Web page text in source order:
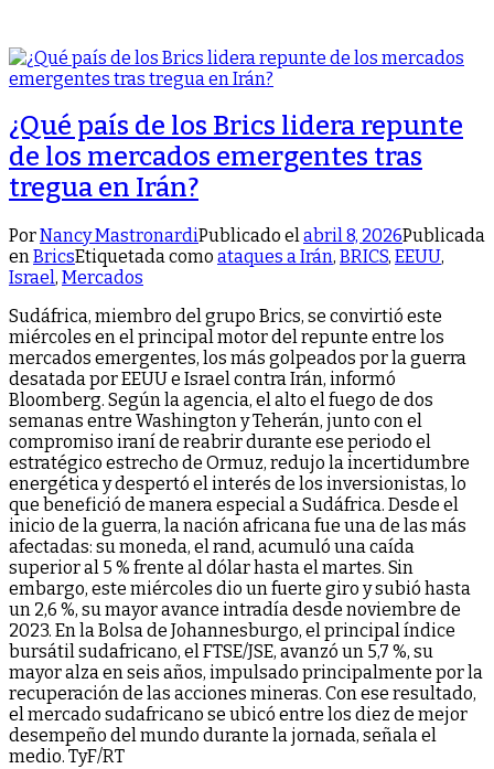
¿Qué país de los Brics lidera repunte
de los mercados emergentes tras
tregua en Irán?
PorNancy MastronardiPublicado elabril 8, 2026Publicada
enBricsEtiquetada como ataques a Irán, BRICS, EEUU,
Israel, Mercados
Sudáfrica, miembro del grupo Brics, se convirtió este
miércoles en el principal motor del repunte entre los
mercados emergentes, los más golpeados por la guerra
desatada por EEUU e Israel contra Irán, informó
Bloomberg. Según la agencia, el alto el fuego de dos
semanas entre Washington y Teherán, junto con el
compromiso iraní de reabrir durante ese periodo el
estratégico estrecho de Ormuz, redujo la incertidumbre
energética y despertó el interés de los inversionistas, lo
que benefició de manera especial a Sudáfrica. Desde el
inicio de la guerra, la nación africana fue una de las más
afectadas: su moneda, el rand, acumuló una caída
superior al 5 % frente al dólar hasta el martes. Sin
embargo, este miércoles dio un fuerte giro y subió hasta
un 2,6 %, su mayor avance intradía desde noviembre de
2023. En la Bolsa de Johannesburgo, el principal índice
bursátil sudafricano, el FTSE/JSE, avanzó un 5,7 %, su
mayor alza en seis años, impulsado principalmente por la
recuperación de las acciones mineras. Con ese resultado,
el mercado sudafricano se ubicó entre los diez de mejor
desempeño del mundo durante la jornada, señala el
medio. TyF/RT